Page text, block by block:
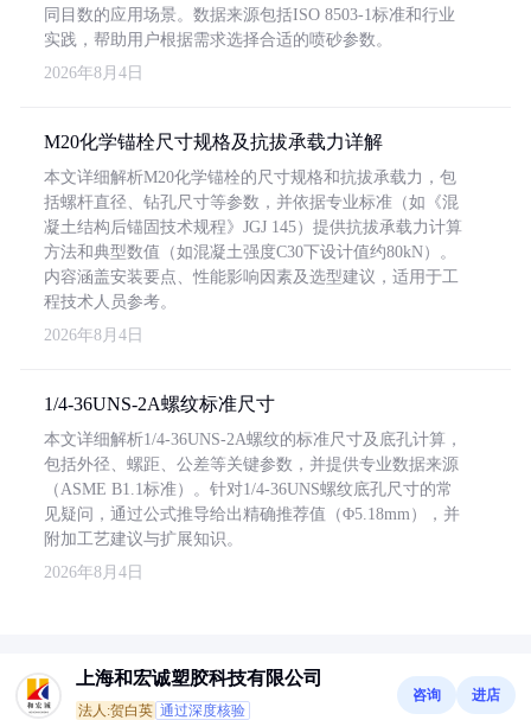
同目数的应用场景。数据来源包括ISO 8503-1标准和行业
实践，帮助用户根据需求选择合适的喷砂参数。
2026年8月4日
M20化学锚栓尺寸规格及抗拔承载力详解
本文详细解析M20化学锚栓的尺寸规格和抗拔承载力，包
括螺杆直径、钻孔尺寸等参数，并依据专业标准（如《混
凝土结构后锚固技术规程》JGJ 145）提供抗拔承载力计算
方法和典型数值（如混凝土强度C30下设计值约80kN）。
内容涵盖安装要点、性能影响因素及选型建议，适用于工
程技术人员参考。
2026年8月4日
1/4-36UNS-2A螺纹标准尺寸
本文详细解析1/4-36UNS-2A螺纹的标准尺寸及底孔计算，
包括外径、螺距、公差等关键参数，并提供专业数据来源
（ASME B1.1标准）。针对1/4-36UNS螺纹底孔尺寸的常
见疑问，通过公式推导给出精确推荐值（Φ5.18mm），并
附加工艺建议与扩展知识。
2026年8月4日
上海和宏诚塑胶科技有限公司
法人:贺白英 通过深度核验
咨询 进店